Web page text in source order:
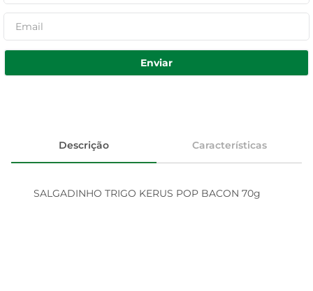
Enviar
Descrição Características
SALGADINHO TRIGO KERUS POP BACON 70g